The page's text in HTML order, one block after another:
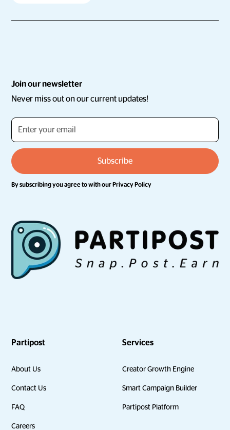
Join our newsletter
Never miss out on our current updates!
By subscribing you agree to with ourPrivacy Policy
Partipost
About Us
Contact Us
FAQ
Careers
Services
Creator Growth Engine
Smart Campaign Builder
Partipost Platform